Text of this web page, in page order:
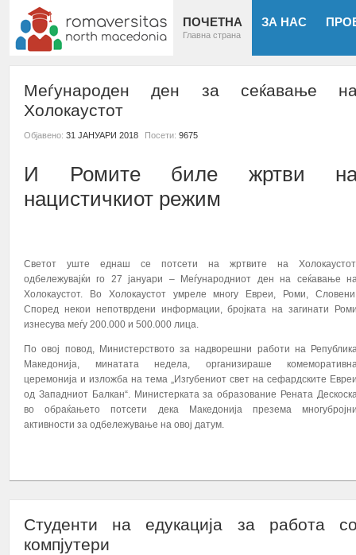
ПОЧЕТНА
Главна страна
ЗА НАС
Меѓународен ден за сеќавање
Холокаустот
Објавено: 31 ЈАНУАРИ 2018 Посети: 9675
И Ромите биле жртви
нацистичкиот режим
Светот уште еднаш се потсети на жртвите на
одбележувајќи го 27 јануари – Меѓународниот ден на сеќавање
Холокаустот. Во Холокаустот умреле многу Евреи, Роми,
Според некои непотврдени информации, бројката на загинати
изнесува меѓу 200.000 и 500.000 лица.
По овој повод, Министерството за надворешни работи на
Македонија, минатата недела, организираше
церемонија и изложба на тема „Изгубениот свет на сефардските
од Западниот Балкан“. Министерката за образование Рената
во обраќањето потсети дека Македонија презема
активности за одбележување на овој датум.
Студенти на едукација за работа
компјутери